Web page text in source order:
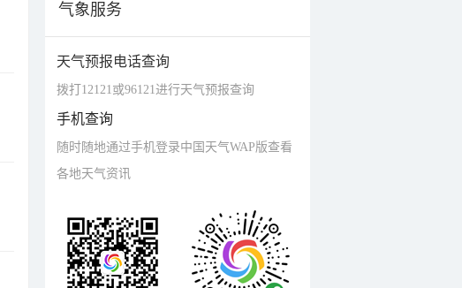
气象服务
天气预报电话查询
拨打12121或96121进行天气预报查询
手机查询
随时随地通过手机登录中国天气WAP版查看
各地天气资讯